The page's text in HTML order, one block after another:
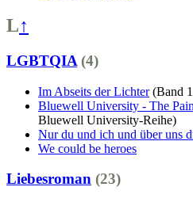
L↑
LGBTQIA (4)
Im Abseits der Lichter (Band
Bluewell University - The
Bluewell University-Reihe)
Nur du und ich und über uns
We could be heroes
Liebesroman (23)